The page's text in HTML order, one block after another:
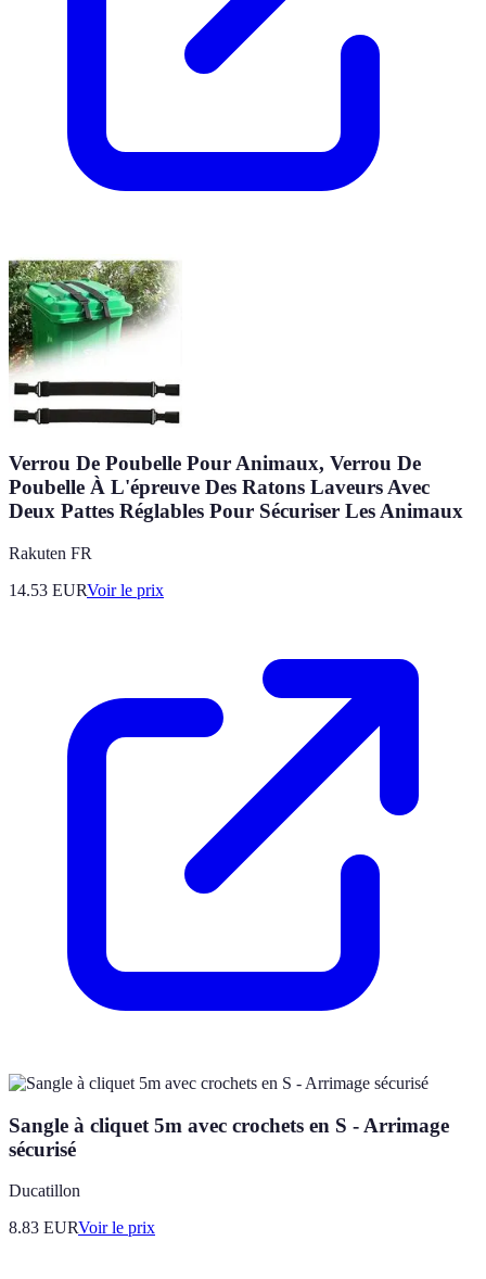
Verrou De Poubelle Pour Animaux, Verrou De
Poubelle À L'épreuve Des Ratons Laveurs Avec
Deux Pattes Réglables Pour Sécuriser Les Animaux
Rakuten FR
14.53 EURVoir le prix
Sangle à cliquet 5m avec crochets en S - Arrimage
sécurisé
Ducatillon
8.83 EURVoir le prix